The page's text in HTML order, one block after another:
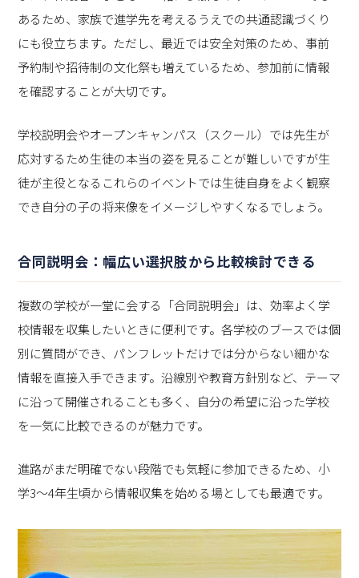
あるため、家族で進学先を考えるうえでの共通認識づくり
にも役立ちます。ただし、最近では安全対策のため、事前
予約制や招待制の文化祭も増えているため、参加前に情報
を確認することが大切です。
学校説明会やオープンキャンパス（スクール）では先生が
応対するため生徒の本当の姿を見ることが難しいですが生
徒が主役となるこれらのイベントでは生徒自身をよく観察
でき自分の子の将来像をイメージしやすくなるでしょう。
合同説明会：幅広い選択肢から比較検討できる
複数の学校が一堂に会する「合同説明会」は、効率よく学
校情報を収集したいときに便利です。各学校のブースでは個
別に質問ができ、パンフレットだけでは分からない細かな
情報を直接入手できます。沿線別や教育方針別など、テーマ
に沿って開催されることも多く、自分の希望に沿った学校
を一気に比較できるのが魅力です。
進路がまだ明確でない段階でも気軽に参加できるため、小
学3～4年生頃から情報収集を始める場としても最適です。